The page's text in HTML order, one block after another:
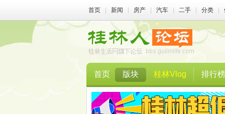
首页 新闻 房产 汽车 二手 分类
首页 版块 桂林Vlog 排行榜